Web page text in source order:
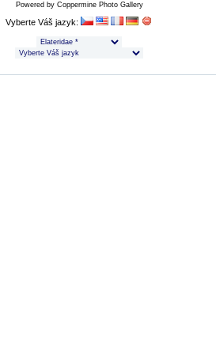
Powered by Coppermine Photo Gallery
Vyberte Váš jazyk: